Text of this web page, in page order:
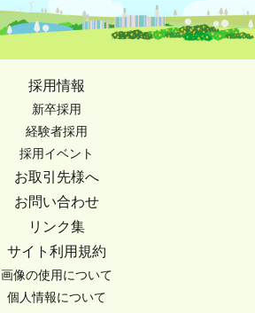
採用情報
新卒採用
経験者採用
採用イベント
お取引先様へ
お問い合わせ
リンク集
サイト利用規約
画像の使用について
個人情報について